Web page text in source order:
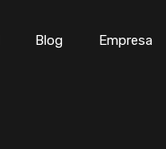
Propiedades
Blog Empresa